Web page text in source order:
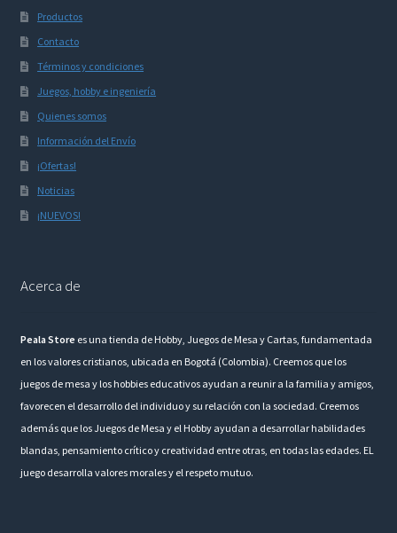
Productos
Contacto
Términos y condiciones
Juegos, hobby e ingeniería
Quienes somos
Información del Envío
¡Ofertas!
Noticias
¡NUEVOS!
Acerca de
Peala Store es una tienda de Hobby, Juegos de Mesa y Cartas, fundamentada
en los valores cristianos, ubicada en Bogotá (Colombia). Creemos que los
juegos de mesa y los hobbies educativos ayudan a reunir a la familia y amigos,
favorecen el desarrollo del individuo y su relación con la sociedad. Creemos
además que los Juegos de Mesa y el Hobby ayudan a desarrollar habilidades
blandas, pensamiento crítico y creatividad entre otras, en todas las edades. EL
juego desarrolla valores morales y el respeto mutuo.